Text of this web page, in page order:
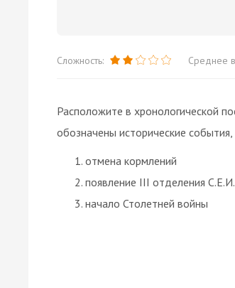
Сложность: Среднее
Расположите в хронологической
обозначены исторические
отмена кормлений
появление III отделения
начало Столетней войны